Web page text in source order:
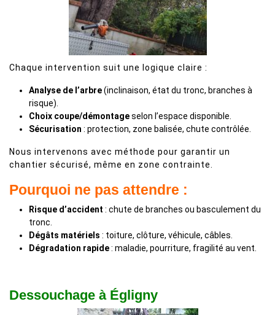
Chaque intervention suit une logique claire :
Analyse de l’arbre(inclinaison, état du tronc, branches à
risque).
Choix coupe/démontageselon l’espace disponible.
Sécurisation : protection, zone balisée, chute contrôlée.
Nous intervenons avec méthode pour garantir un
chantier sécurisé, même en zone contrainte.
Pourquoi ne pas attendre :
Risque d’accident : chute de branches ou basculement du
tronc.
Dégâts matériels : toiture, clôture, véhicule, câbles.
Dégradation rapide: maladie, pourriture, fragilité au vent.
Dessouchage à Égligny